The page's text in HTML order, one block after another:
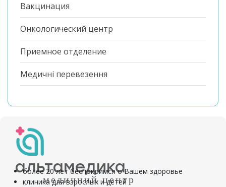
Вакцинация
Онкологический центр
Приемное отделение
Медичні перевезення
альтамедика
медичний центр
более 20 лет беспокоимся о Вашем здоровье
клиника для взрослых и детей